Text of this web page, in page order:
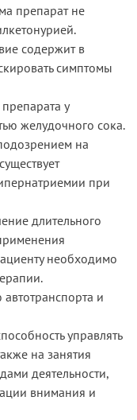
препарат не
содержит в
симптомы
у
желудочного сока.
на
при
длительного
необходимо
и
управлять
на занятия
деятельности,
внимания и